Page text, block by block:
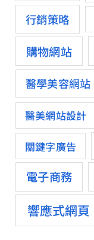
行銷策略
購物網站
醫學美容網站
醫美網站設計
關鍵字廣告
電子商務
響應式網頁